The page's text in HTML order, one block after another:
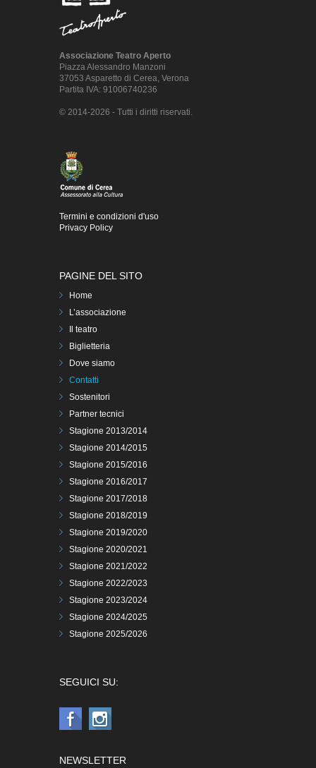
Associazione Teatro Aperto
Piazza Alessandro Manzoni
37053 Asparetto di Cerea, Verona
Partita IVA: 91006740236
© 2014-2026 - Tutti i diritti riservati.
Termini e condizioni d'uso
Privacy Policy
PAGINE DEL SITO
Home
L’associazione
Il teatro
Biglietteria
Dove siamo
Contatti
Sostenitori
Partner tecnici
Stagione 2013/2014
Stagione 2014/2015
Stagione 2015/2016
Stagione 2016/2017
Stagione 2017/2018
Stagione 2018/2019
Stagione 2019/2020
Stagione 2020/2021
Stagione 2021/2022
Stagione 2022/2023
Stagione 2023/2024
Stagione 2024/2025
Stagione 2025/2026
SEGUICI SU:
NEWSLETTER